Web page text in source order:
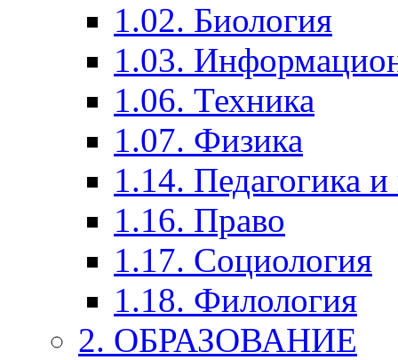
1.02. Биология
1.03.
1.06. Техника
1.07. Физика
1.14. Педагогика
1.16. Право
1.17. Социология
1.18. Филология
2. ОБРАЗОВАНИЕ